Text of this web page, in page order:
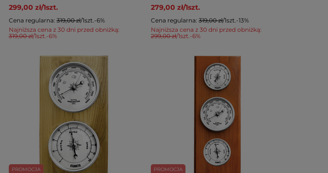
299,00 zł/1szt.
Najniższa cena z 30 dni przed obniżką:
319,00 zł/1szt.-6%
Cena regularna:319,00 zł/1szt.-6%
279,00 zł/1szt.
Najniższa cena z 30 dni przed obniżką:
299,00 zł/1szt.-6%
Cena regularna:319,00 zł/1szt.-13%
PROMOCJA PROMOCJA